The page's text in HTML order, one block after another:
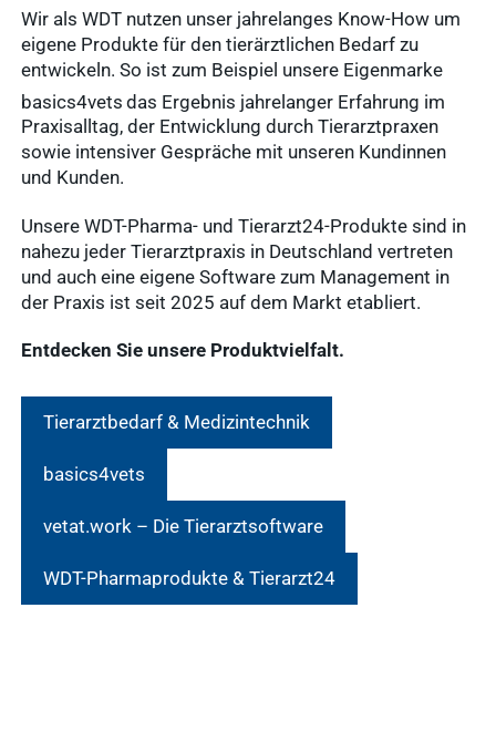
Wir als WDT nutzen unser jahrelanges Know-How um
eigene Produkte für den tierärztlichen Bedarf zu
entwickeln. So ist zum Beispiel unsere Eigenmarke
basics4vets das Ergebnis jahrelanger Erfahrung im
Praxisalltag, der Entwicklung durch Tierarztpraxen
sowie intensiver Gespräche mit unseren Kundinnen
und Kunden.
Unsere WDT-Pharma- und Tierarzt24-Produkte sind in
nahezu jeder Tierarztpraxis in Deutschland vertreten
und auch eine eigene Software zum Management in
der Praxis ist seit 2025 auf dem Markt etabliert.
Entdecken Sie unsere Produktvielfalt.
Tierarztbedarf & Medizintechnik
basics4vets
vetat.work – Die Tierarztsoftware
WDT-Pharmaprodukte & Tierarzt24